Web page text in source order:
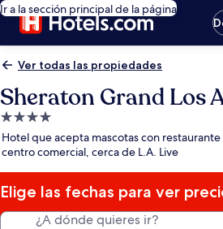
Ir a la sección principal de la página
Ver todas las propiedades
Sheraton Grand Los
Propiedad
de
4.0
estrellas
Hotel que acepta mascotas con restaurante
centro comercial, cerca de L.A. Live
Elige las fechas para ver
¿A dónde quieres ir?